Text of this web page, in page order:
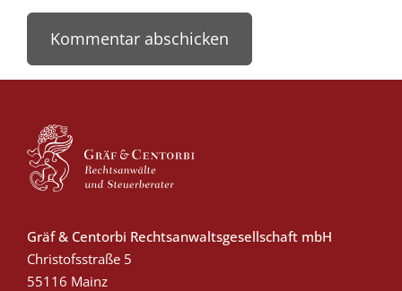
Gräf & Centorbi Rechtsanwaltsgesellschaft mbH
Christofsstraße 5
55116 Mainz